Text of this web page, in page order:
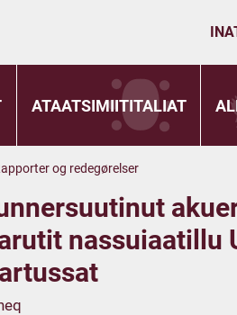
ATAATSIMIITITALIAT
og redegørelser
nassuiaatillu